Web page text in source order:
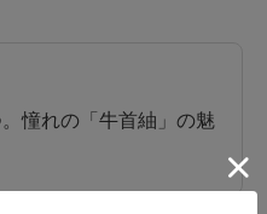
憧れの「牛首紬」の魅